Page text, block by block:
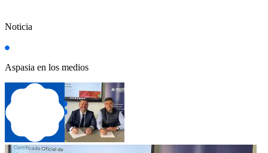
Noticia
Aspasia en los medios